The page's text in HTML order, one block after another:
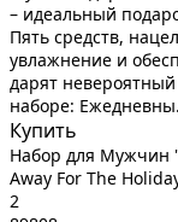
– идеальный
Пять средств,
увлажнение и
дарят
наборе:
Купить
Набор для Мужчин
Away For The
2